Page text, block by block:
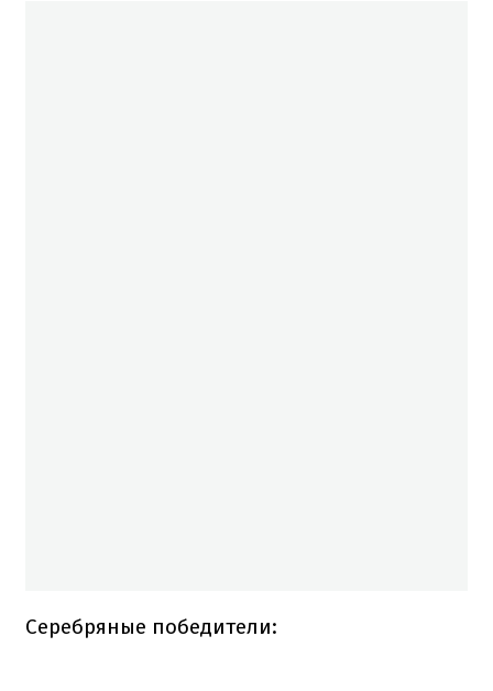
Серебряные победители: